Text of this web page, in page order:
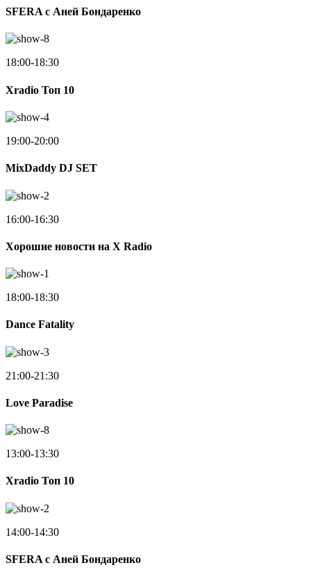
SFERA с Аней Бондаренко
18:00-18:30
Xradio Топ 10
19:00-20:00
MixDaddy DJ SET
16:00-16:30
Хорошие новости на X Radio
18:00-18:30
Dance Fatality
21:00-21:30
Love Paradise
13:00-13:30
Xradio Топ 10
14:00-14:30
SFERA с Аней Бондаренко